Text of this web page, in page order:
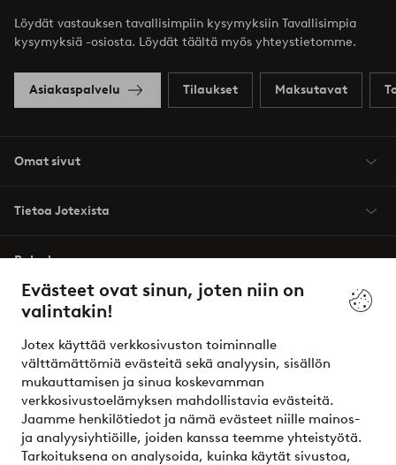
Evästeet ovat sinun, joten niin on
valintakin!
Jotex käyttää verkkosivuston toiminnalle
välttämättömiä evästeitä sekä analyysin, sisällön
mukauttamisen ja sinua koskevamman
verkkosivustoelämyksen mahdollistavia evästeitä.
Jaamme henkilötiedot ja nämä evästeet niille mainos-
ja analyysiyhtiöille, joiden kanssa teemme yhteistyötä.
Tarkoituksena on analysoida, kuinka käytät sivustoa,
Löydät vastauksen tavallisimpiin kysymyksiin Tavallisimpia
kysymyksiä -osiosta. Löydät täältä myös yhteystietomme.
Asiakaspalvelu Tilaukset Maksutavat
Omat sivut
Tietoa Jotexista
Palvelumme
Ehdot
Ystävät
Turvalliset maksut – maksa nyt tai erissä
Haluatko tietää lisää maksuvaihtoehdoistamme?